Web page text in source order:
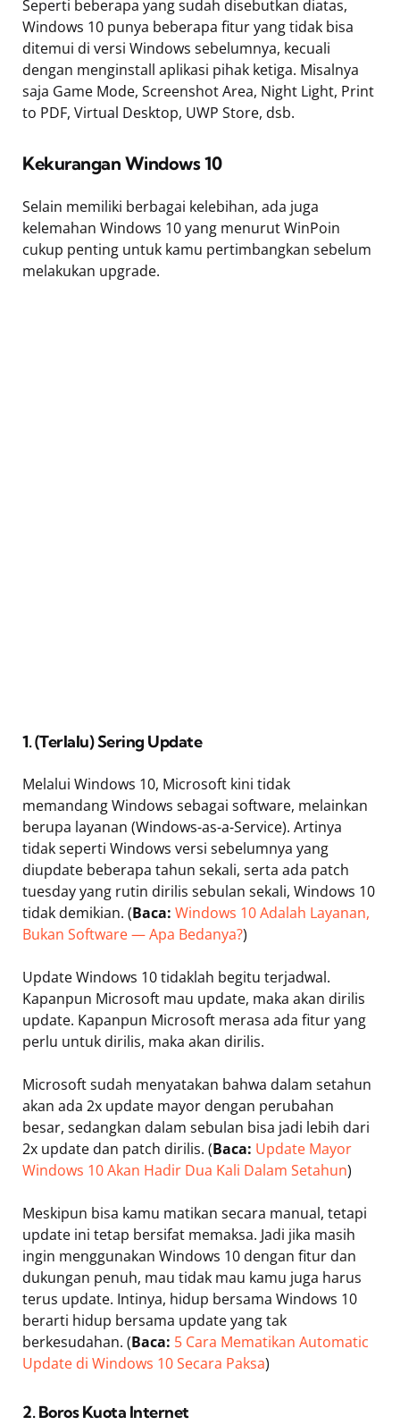
Seperti beberapa yang sudah disebutkan diatas,
Windows 10 punya beberapa fitur yang tidak bisa
ditemui di versi Windows sebelumnya, kecuali
dengan menginstall aplikasi pihak ketiga. Misalnya
saja Game Mode, Screenshot Area, Night Light, Print
to PDF, Virtual Desktop, UWP Store, dsb.
Kekurangan Windows 10
Selain memiliki berbagai kelebihan, ada juga
kelemahan Windows 10 yang menurut WinPoin
cukup penting untuk kamu pertimbangkan sebelum
melakukan upgrade.
1. (Terlalu) Sering Update
Melalui Windows 10, Microsoft kini tidak
memandang Windows sebagai software, melainkan
berupa layanan (Windows-as-a-Service). Artinya
tidak seperti Windows versi sebelumnya yang
diupdate beberapa tahun sekali, serta ada patch
tuesday yang rutin dirilis sebulan sekali, Windows 10
tidak demikian. (Baca: Windows 10 Adalah Layanan,
Bukan Software — Apa Bedanya?)
Update Windows 10 tidaklah begitu terjadwal.
Kapanpun Microsoft mau update, maka akan dirilis
update. Kapanpun Microsoft merasa ada fitur yang
perlu untuk dirilis, maka akan dirilis.
Microsoft sudah menyatakan bahwa dalam setahun
akan ada 2x update mayor dengan perubahan
besar, sedangkan dalam sebulan bisa jadi lebih dari
2x update dan patch dirilis. (Baca: Update Mayor
Windows 10 Akan Hadir Dua Kali Dalam Setahun)
Meskipun bisa kamu matikan secara manual, tetapi
update ini tetap bersifat memaksa. Jadi jika masih
ingin menggunakan Windows 10 dengan fitur dan
dukungan penuh, mau tidak mau kamu juga harus
terus update. Intinya, hidup bersama Windows 10
berarti hidup bersama update yang tak
berkesudahan. (Baca: 5 Cara Mematikan Automatic
Update di Windows 10 Secara Paksa)
2. Boros Kuota Internet